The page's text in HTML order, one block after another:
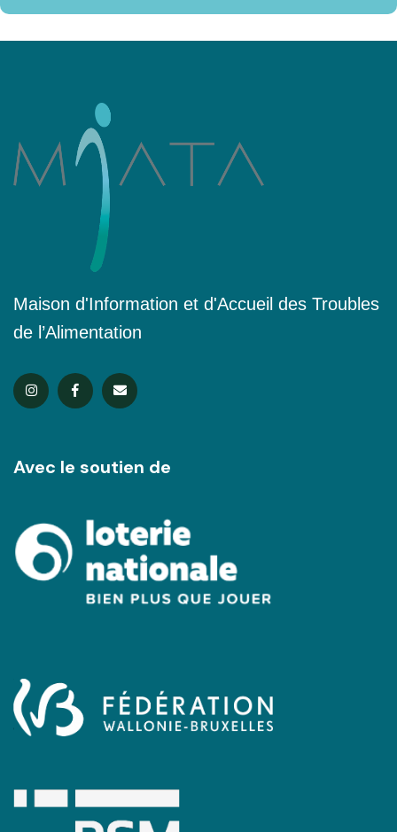
Maison d'Information et d'Accueil des Troubles
de l’Alimentation
Avec le soutien de